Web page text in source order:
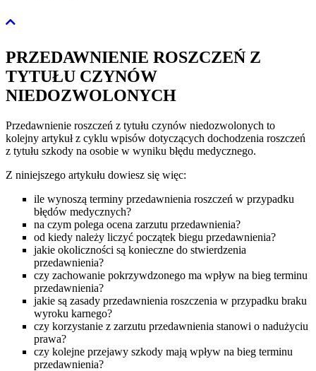
PRZEDAWNIENIE ROSZCZEŃ Z
TYTUŁU CZYNÓW
NIEDOZWOLONYCH
Przedawnienie roszczeń z tytułu czynów niedozwolonych to
kolejny artykuł z cyklu wpisów dotyczących dochodzenia roszczeń
z tytułu szkody na osobie w wyniku błędu medycznego.
Z niniejszego artykułu dowiesz się więc:
ile wynoszą terminy przedawnienia roszczeń w przypadku
błędów medycznych?
na czym polega ocena zarzutu przedawnienia?
od kiedy należy liczyć początek biegu przedawnienia?
jakie okoliczności są konieczne do stwierdzenia
przedawnienia?
czy zachowanie pokrzywdzonego ma wpływ na bieg terminu
przedawnienia?
jakie są zasady przedawnienia roszczenia w przypadku braku
wyroku karnego?
czy korzystanie z zarzutu przedawnienia stanowi o nadużyciu
prawa?
czy kolejne przejawy szkody mają wpływ na bieg terminu
przedawnienia?